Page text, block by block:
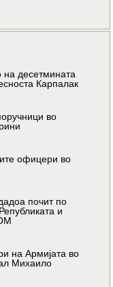
на десетмината
Карпалак
во
офицери во
почит по
и
на Армијата во
Михаило